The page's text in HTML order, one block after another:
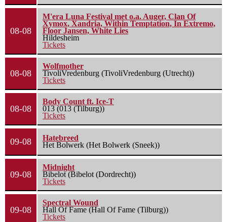
08-08
M'era Luna Festival met o.a. Auger, Clan Of
Xymox, Xandria, Within Temptation, In Extremo,
Floor Jansen, White Lies
Hildesheim
Tickets
08-08
Wolfmother
TivoliVredenburg (TivoliVredenburg (Utrecht))
Tickets
08-08
Body Count ft. Ice-T
013 (013 (Tilburg))
Tickets
09-08
Hatebreed
Het Bolwerk (Het Bolwerk (Sneek))
09-08
Midnight
Bibelot (Bibelot (Dordrecht))
Tickets
09-08
Spectral Wound
Hall Of Fame (Hall Of Fame (Tilburg))
Tickets